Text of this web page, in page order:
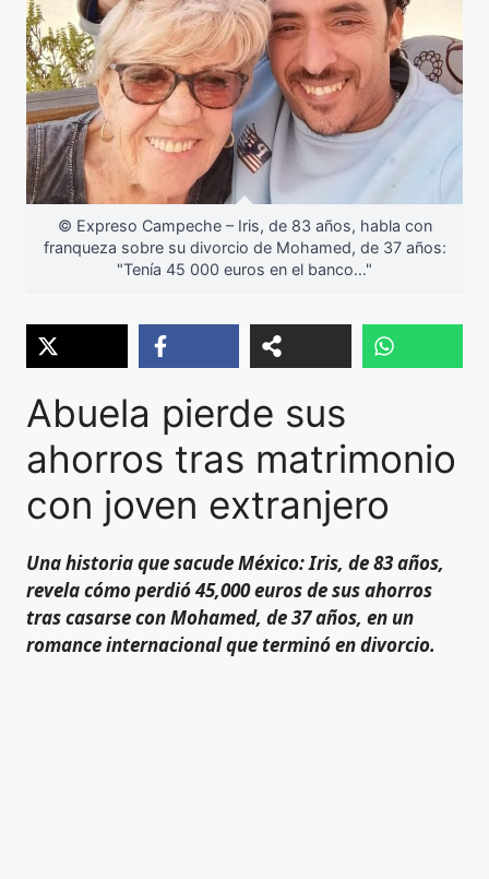
© Expreso Campeche – Iris, de 83 años, habla con
franqueza sobre su divorcio de Mohamed, de 37 años:
"Tenía 45 000 euros en el banco…"
Abuela pierde sus
ahorros tras matrimonio
con joven extranjero
Una historia que sacude México: Iris, de 83 años,
revela cómo perdió 45,000 euros de sus ahorros
tras casarse con Mohamed, de 37 años, en un
romance internacional que terminó en divorcio.